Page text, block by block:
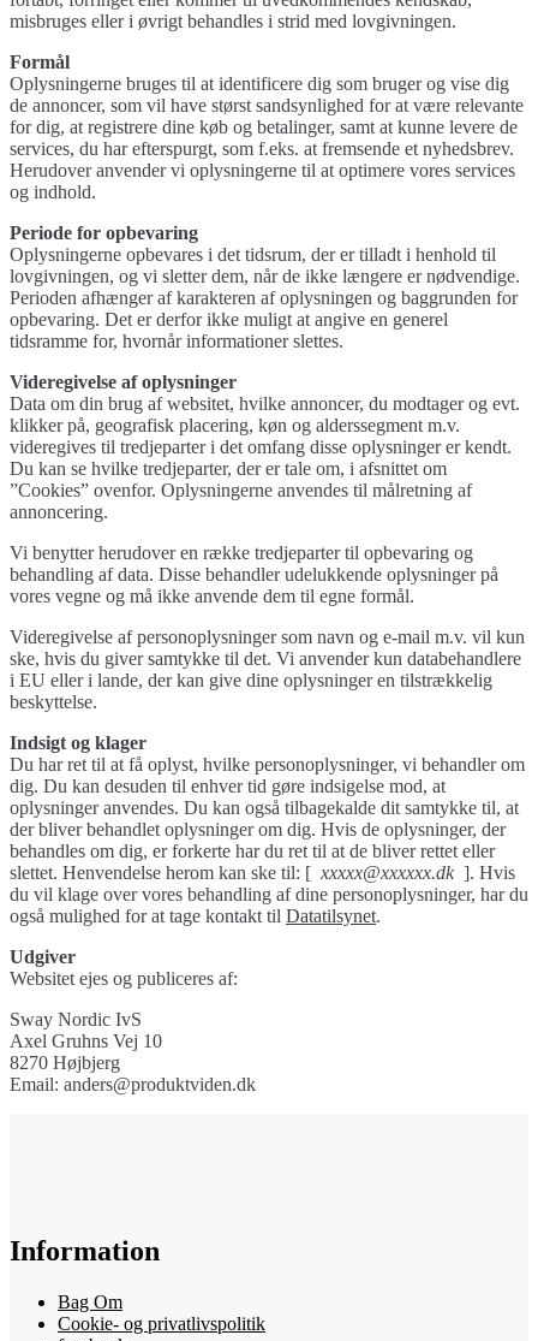
misbruges eller i øvrigt behandles i strid med lovgivningen.
Formål
Oplysningerne bruges til at identificere dig som bruger og vise dig
de annoncer, som vil have størst sandsynlighed for at være relevante
for dig, at registrere dine køb og betalinger, samt at kunne levere de
services, du har efterspurgt, som f.eks. at fremsende et nyhedsbrev.
Herudover anvender vi oplysningerne til at optimere vores services
og indhold.
Periode for opbevaring
Oplysningerne opbevares i det tidsrum, der er tilladt i henhold til
lovgivningen, og vi sletter dem, når de ikke længere er nødvendige.
Perioden afhænger af karakteren af oplysningen og baggrunden for
opbevaring. Det er derfor ikke muligt at angive en generel
tidsramme for, hvornår informationer slettes.
Videregivelse af oplysninger
Data om din brug af websitet, hvilke annoncer, du modtager og evt.
klikker på, geografisk placering, køn og alderssegment m.v.
videregives til tredjeparter i det omfang disse oplysninger er kendt.
Du kan se hvilke tredjeparter, der er tale om, i afsnittet om
”Cookies” ovenfor. Oplysningerne anvendes til målretning af
annoncering.
Vi benytter herudover en række tredjeparter til opbevaring og
behandling af data. Disse behandler udelukkende oplysninger på
vores vegne og må ikke anvende dem til egne formål.
Videregivelse af personoplysninger som navn og e-mail m.v. vil kun
ske, hvis du giver samtykke til det. Vi anvender kun databehandlere
i EU eller i lande, der kan give dine oplysninger en tilstrækkelig
beskyttelse.
Indsigt og klager
Du har ret til at få oplyst, hvilke personoplysninger, vi behandler om
dig. Du kan desuden til enhver tid gøre indsigelse mod, at
oplysninger anvendes. Du kan også tilbagekalde dit samtykke til, at
der bliver behandlet oplysninger om dig. Hvis de oplysninger, der
behandles om dig, er forkerte har du ret til at de bliver rettet eller
slettet. Henvendelse herom kan ske til: [ xxxxx@xxxxxx.dk ]. Hvis
du vil klage over vores behandling af dine personoplysninger, har du
også mulighed for at tage kontakt til Datatilsynet.
Udgiver
Websitet ejes og publiceres af:
Sway Nordic IvS
Axel Gruhns Vej 10
8270 Højbjerg
Email: anders@produktviden.dk
Information
Bag Om
Cookie- og privatlivspolitik